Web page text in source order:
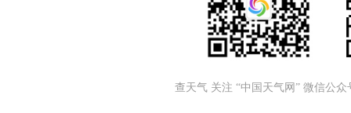
查天气 关注 “中国天气网” 微信公众